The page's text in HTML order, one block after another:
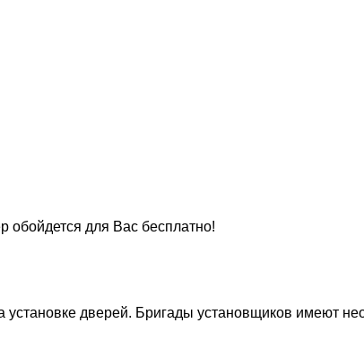
обойдется для Вас бесплатно!
дверей. Бригады установщиков имеют